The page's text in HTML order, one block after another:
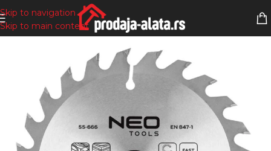
Skip to navigation
Skip to main content